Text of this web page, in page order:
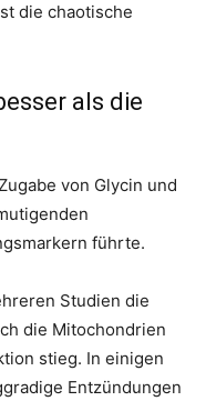
die chaotische
als die
von Glycin und
führte.
Studien die
die Mitochondrien
stieg. In einigen
Entzündungen